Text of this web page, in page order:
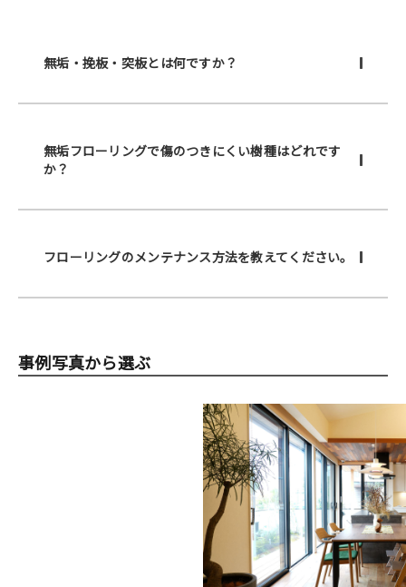
無垢・挽板・突板とは何ですか？
無垢フローリングで傷のつきにくい樹種はどれです
か？
フローリングのメンテナンス方法を教えてください。
事例写真から選ぶ